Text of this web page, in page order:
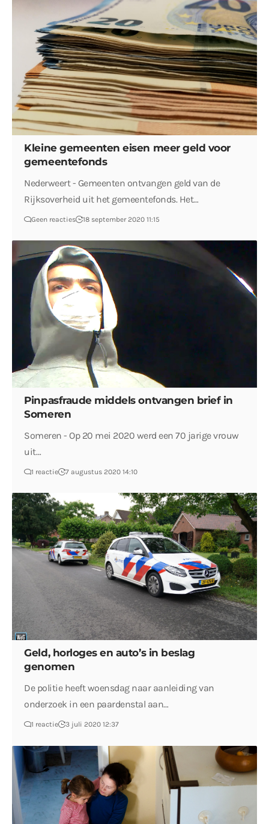
Kleine gemeenten eisen meer geld voor
gemeentefonds
Nederweert - Gemeenten ontvangen geld van de
Rijksoverheid uit het gemeentefonds. Het…
Geen reacties 18 september 2020 11:15
Pinpasfraude middels ontvangen brief in
Someren
Someren - Op 20 mei 2020 werd een 70 jarige vrouw
uit…
1 reactie 7 augustus 2020 14:10
Geld, horloges en auto’s in beslag
genomen
De politie heeft woensdag naar aanleiding van
onderzoek in een paardenstal aan…
1 reactie 3 juli 2020 12:37